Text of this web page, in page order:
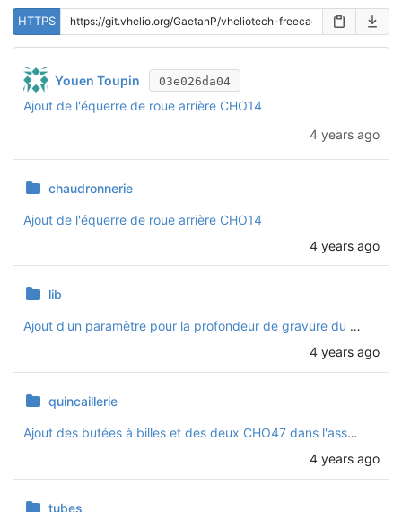
HTTPS
Youen Toupin 03e026da04
Ajout de l'équerre de roue arrière CHO14
4 years ago
chaudronnerie
Ajout de l'équerre de roue arrière CHO14
4 years ago
lib
Ajout d'un paramètre pour la profondeur de gravure du nom des tubes
4 years ago
quincaillerie
Ajout des butées à billes et des deux CHO47 dans l'assemblage
4 years ago
tubes